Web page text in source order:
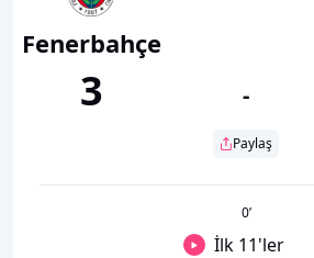
Fenerbahçe
3 -
Paylaş
0’
İlk 11'ler